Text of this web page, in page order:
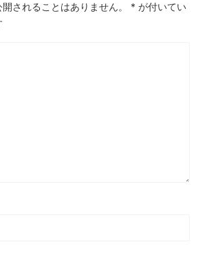
されることはありません。 * が付いてい